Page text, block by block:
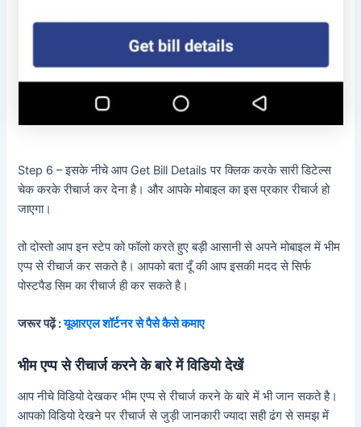
Step 6 – इसके नीचे आप Get Bill Details पर क्लिक करके सारी डिटेल्स
चेक करके रीचार्ज कर देना है। और आपके मोबाइल का इस प्रकार रीचार्ज हो
जाएगा।
तो दोस्तो आप इन स्टेप को फॉलो करते हुए बड़ी आसानी से अपने मोबाइल में भीम
एप्प से रीचार्ज कर सकते है। आपको बता दूँ की आप इसकी मदद से सिर्फ
पोस्टपैड सिम का रीचार्ज ही कर सकते है।
जरूर पढ़ें :यूआरएल शॉर्टनर से पैसे कैसे कमाए
भीम एप्प से रीचार्ज करने के बारे में विडियो देखें
आप नीचे विडियो देखकर भीम एप्प से रीचार्ज करने के बारे में भी जान सकते है।
आपको विडियो देखने पर रीचार्ज से जुड़ी जानकारी ज्यादा सही ढंग से समझ में